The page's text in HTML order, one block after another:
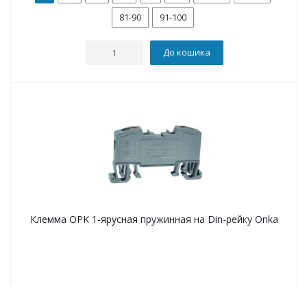
81-90
91-100
До кошика
Клемма OPK 1-ярусная пружинная на Din-рейку Onka